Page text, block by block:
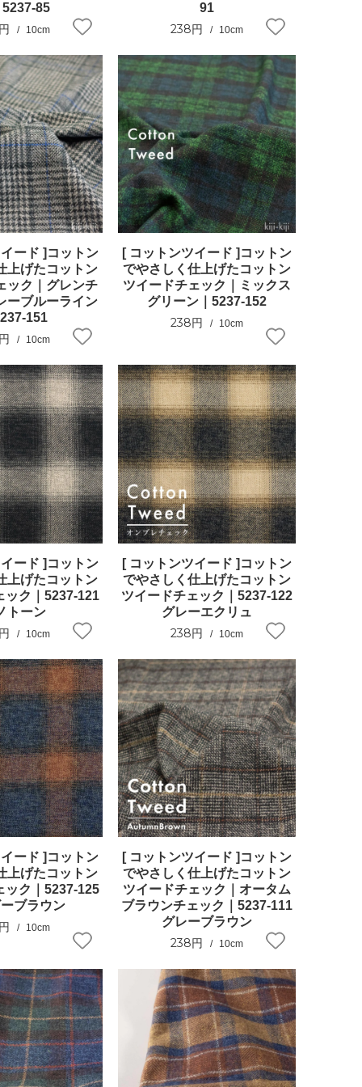
5237-85
10cm
91
238円 10cm
ード ]コットン
上げたコットン
ック｜グレンチ
ーブルーライン
151
10cm
[ コットンツイード ]コットン
でやさしく仕上げたコットン
ツイードチェック｜ミックス
グリーン｜5237-152
238円 10cm
ード ]コットン
上げたコットン
ック｜5237-121
トーン
10cm
[ コットンツイード ]コットン
でやさしく仕上げたコットン
ツイードチェック｜5237-122
グレーエクリュ
238円 10cm
ード ]コットン
上げたコットン
ック｜5237-125
ブラウン
10cm
[ コットンツイード ]コットン
でやさしく仕上げたコットン
ツイードチェック｜オータム
ブラウンチェック｜5237-111
グレーブラウン
238円 10cm